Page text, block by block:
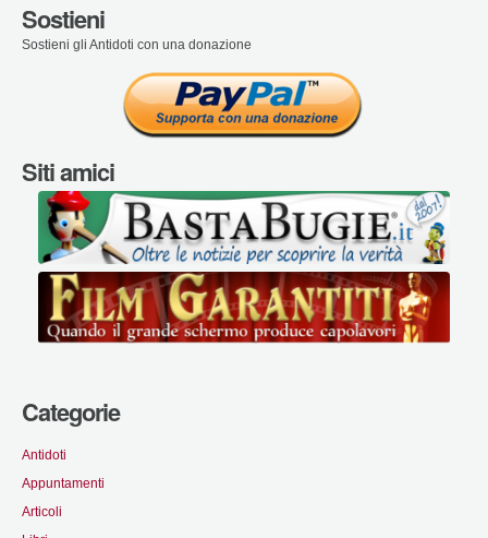
Sostieni
Sostieni gli Antidoti con una donazione
Siti amici
Categorie
Antidoti
Appuntamenti
Articoli